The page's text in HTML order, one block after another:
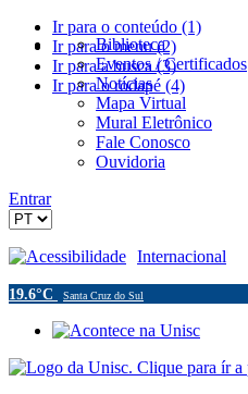
Ir para o conteúdo (1)
Ir para o menu (2)
Ir para a busca (3)
Ir para o rodapé (4)
Biblioteca
Eventos / Certificados
Notícias
Mapa Virtual
Mural Eletrônico
Fale Conosco
Ouvidoria
Entrar
Acessibilidade Internacional
19.6°C Santa Cruz do Sul